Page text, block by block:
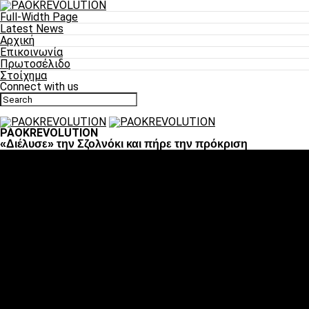
Full-Width Page
Latest News
Αρχική
Επικοινωνία
Πρωτοσέλιδο
Στοίχημα
Connect with us
PAOKREVOLUTION
«Διέλυσε» την Σζολνόκι και πήρε την πρόκριση